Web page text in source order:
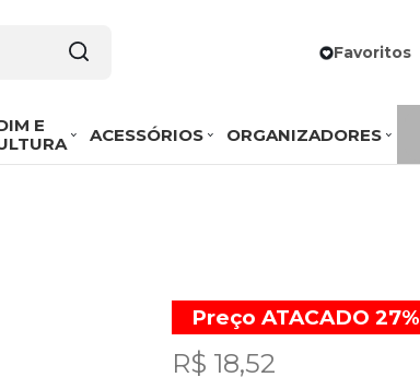
Favoritos
E
ACESSÓRIOS ORGANIZADORES
Preço ATACADO27%
R$ 18,52